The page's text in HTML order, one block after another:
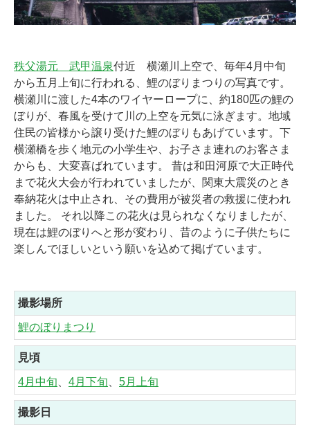
秩父湯元 武甲温泉付近 横瀬川上空で、毎年4月中旬
から五月上旬に行われる、鯉のぼりまつりの写真です。
横瀬川に渡した4本のワイヤーロープに、約180匹の鯉の
ぼりが、春風を受けて川の上空を元気に泳ぎます。地域
住民の皆様から譲り受けた鯉のぼりもあげています。下
横瀬橋を歩く地元の小学生や、お子さま連れのお客さま
からも、大変喜ばれています。 昔は和田河原で大正時代
まで花火大会が行われていましたが、関東大震災のとき
奉納花火は中止され、その費用が被災者の救援に使われ
ました。 それ以降この花火は見られなくなりましたが、
現在は鯉のぼりへと形が変わり、昔のように子供たちに
楽しんでほしいという願いを込めて掲げています。
撮影場所
鯉のぼりまつり
見頃
4月中旬 4月下旬 5月上旬
撮影日